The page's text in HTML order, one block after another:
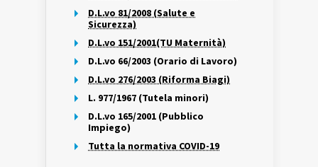
D.L.vo 81/2008 (Salute e
Sicurezza)
D.L.vo 151/2001(TU Maternità)
D.L.vo 66/2003 (Orario di Lavoro)
D.L.vo 276/2003 (Riforma Biagi)
L. 977/1967 (Tutela minori)
D.L.vo 165/2001 (Pubblico
Impiego)
Tutta la normativa COVID-19